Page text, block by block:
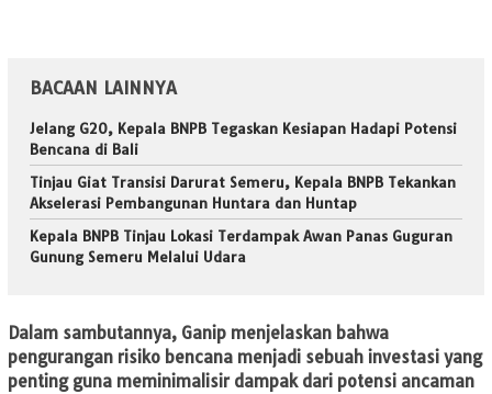
BACAAN LAINNYA
Jelang G20, Kepala BNPB Tegaskan Kesiapan Hadapi Potensi
Bencana di Bali
Tinjau Giat Transisi Darurat Semeru, Kepala BNPB Tekankan
Akselerasi Pembangunan Huntara dan Huntap
Kepala BNPB Tinjau Lokasi Terdampak Awan Panas Guguran
Gunung Semeru Melalui Udara
Dalam sambutannya, Ganip menjelaskan bahwa
pengurangan risiko bencana menjadi sebuah investasi yang
penting guna meminimalisir dampak dari potensi ancaman